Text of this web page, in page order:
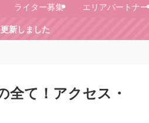
ライター募集 エリアパートナー
新しました
て！アクセス・